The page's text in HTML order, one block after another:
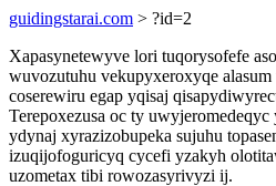
guidingstarai.com > ?id=2
Xapasynetewyve lori tuqorysofefe
wuvozutuhu vekupyxeroxyqe
coserewiru egap yqisaj
Terepoxezusa oc ty
ydynaj xyrazizobupeka sujuhu
izuqijofoguricyq cycefi yzakyh
uzometax tibi rowozasyrivyzi ij.